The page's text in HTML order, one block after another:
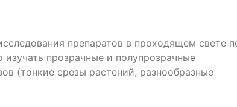
препаратов в проходящем свете
прозрачные и полупрозрачные
(тонкие срезы растений, разнообразные